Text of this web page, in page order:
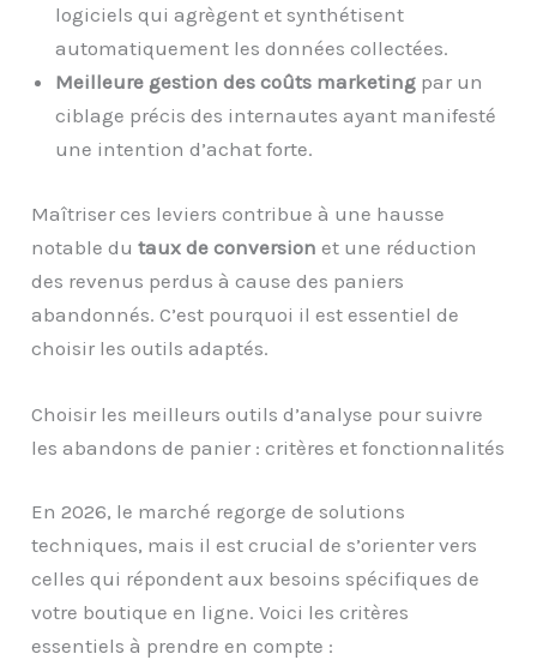
logiciels qui agrègent et synthétisent
automatiquement les données collectées.
Meilleure gestion des coûts marketing par un
ciblage précis des internautes ayant manifesté
une intention d’achat forte.
Maîtriser ces leviers contribue à une hausse
notable dutaux de conversion et une réduction
des revenus perdus à cause des paniers
abandonnés. C’est pourquoi il est essentiel de
choisir les outils adaptés.
Choisir les meilleurs outils d’analyse pour suivre
les abandons de panier : critères et fonctionnalités
En 2026, le marché regorge de solutions
techniques, mais il est crucial de s’orienter vers
celles qui répondent aux besoins spécifiques de
votre boutique en ligne. Voici les critères
essentiels à prendre en compte :